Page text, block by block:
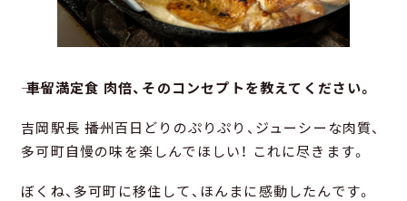
―― 車留満定食 肉倍、そのコンセプトを教えてください。
吉岡駅長 ――播州百日どりのぷりぷり、ジューシーな肉質、
多可町自慢の味を楽しんでほしい！ これに尽きます。
ぼくね、多可町に移住して、ほんまに感動したんです。